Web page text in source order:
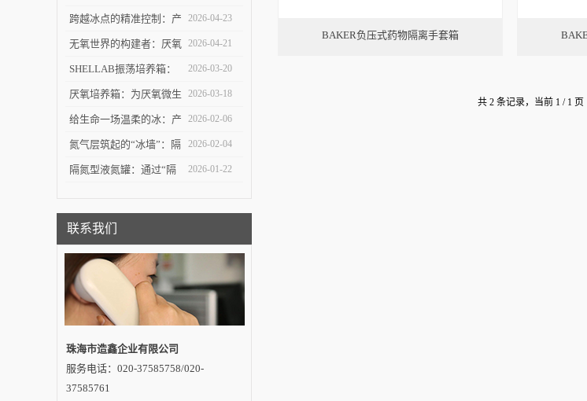
用探讨
本深低温存储中的技术优
势与安全逻辑
跨越冰点的精准控制：产
业型程序降温仪在生物制
造中的价值
2026-04-23
无氧世界的构建者：厌氧
培养箱的技术原理与应用
探索
2026-04-21
SHELLAB振荡培养箱：
温度与振荡协同下的细胞
与微生物“生长引擎”
2026-03-20
厌氧培养箱：为厌氧微生
物打造“无氧之家”的关键
实验平台
2026-03-18
给生命一场温柔的冰：产
业型程序降温仪如何守护
细胞的深冷之门
2026-02-06
氮气层筑起的“冰墙”：隔
氮型液氮罐如何重新定义
2026-02-04
隔氮型液氮罐：通过“隔 2026-01-22
联系我们
珠海市造鑫企业有限公司
服务电话：020-37585758/020-
37585761
BAKER负压式药物隔离手套箱
共 2 条记录，当前 1 / 1